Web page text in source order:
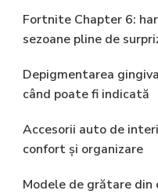
Fortnite Chapter 6:
sezoane pline de
Depigmentarea
când poate fi indicată
Accesorii auto de
confort și organizare
Modele de grătare din